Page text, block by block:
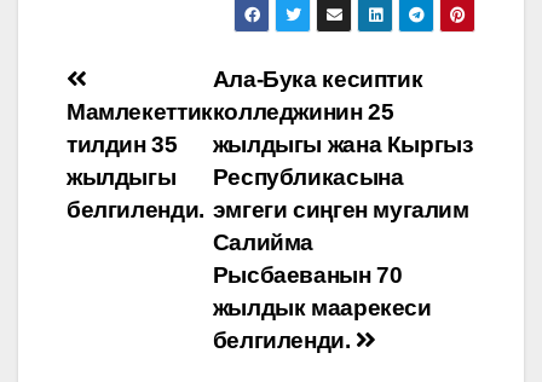
Навигация
по
записям
Ала-Бука кесиптик
колледжинин 25
жылдыгы жана Кыргыз
Республикасына
эмгеги сиңген мугалим
Салийма
Рысбаеванын 70
жылдык маарекеси
белгиленди.
Мамлекеттик
тилдин 35
жылдыгы
белгиленди.